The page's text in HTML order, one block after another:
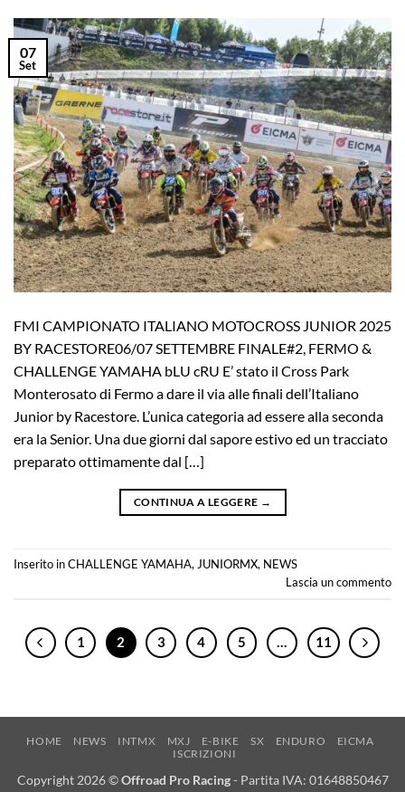
07
Set
FMI CAMPIONATO ITALIANO MOTOCROSS JUNIOR 2025
BY RACESTORE06/07 SETTEMBRE FINALE#2, FERMO &
CHALLENGE YAMAHA bLU cRU E’ stato il Cross Park
Monterosato di Fermo a dare il via alle finali dell’Italiano
Junior by Racestore. L’unica categoria ad essere alla seconda
era la Senior. Una due giorni dal sapore estivo ed un tracciato
preparato ottimamente dal […]
CONTINUA A LEGGERE →
Inserito inCHALLENGE YAMAHA, JUNIORMX, NEWS
Lascia un commento
1 2 3 4 5 … 11
HOME NEWS INTMX MXJ E-BIKE SX ENDURO
EICMA
ISCRIZIONI
Copyright 2026 ©Offroad Pro Racing- Partita IVA: 01648850467